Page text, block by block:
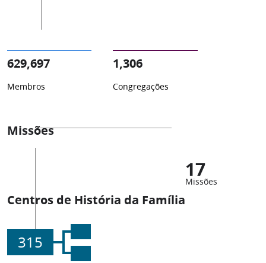
629,697
Membros
1,306
Congregações
Missões
17
Missões
Centros de História da Família
315